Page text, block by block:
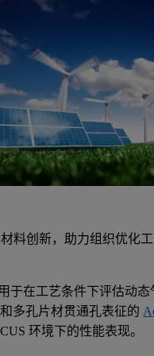
料创新，助力组织优化
于在工艺条件下评估动态
多孔片材贯通孔表征的
环境下的性能表现。